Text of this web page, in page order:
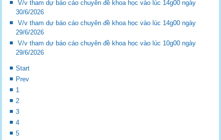
V/v tham dự báo cáo chuyên đề khoa học vào lúc 14g00 ngày
30/6/2026
V/v tham dự báo cáo chuyên đề khoa học vào lúc 14g00 ngày
29/6/2026
V/v tham dự báo cáo chuyên đề khoa học vào lúc 10g00 ngày
29/6/2026
Start
Prev
1
2
3
4
5